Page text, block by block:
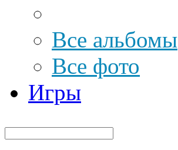
Все альбомы
Все фото
Игры